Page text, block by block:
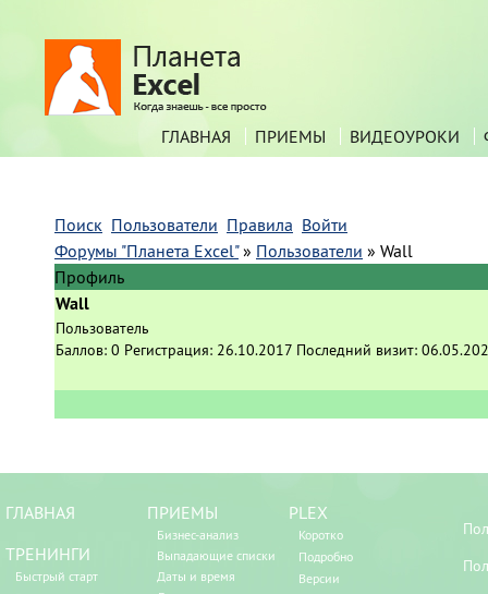
ГЛАВНАЯ ПРИЕМЫ ВИДЕОУРОКИ
Поиск Пользователи Правила Войти
Форумы "Планета Excel" » Пользователи » Wall
Профиль
Wall
Пользователь
Баллов: 0 Регистрация: 26.10.2017 Последний визит:
ГЛАВНАЯ
ТРЕНИНГИ
Быстрый старт
ПРИЕМЫ
Бизнес-анализ
Выпадающие списки
Даты и время
PLEX
Коротко
Подробно
Версии